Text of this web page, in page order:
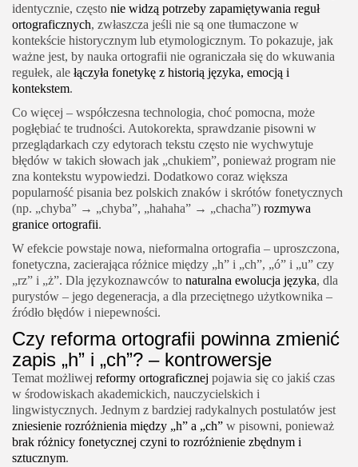
identycznie, często nie widzą potrzeby zapamiętywania reguł
ortograficznych, zwłaszcza jeśli nie są one tłumaczone w
kontekście historycznym lub etymologicznym. To pokazuje, jak
ważne jest, by nauka ortografii nie ograniczała się do wkuwania
regułek, ale łączyła fonetykę z historią języka, emocją i
kontekstem.
Co więcej – współczesna technologia, choć pomocna, może
pogłębiać te trudności. Autokorekta, sprawdzanie pisowni w
przeglądarkach czy edytorach tekstu często nie wychwytuje
błędów w takich słowach jak „chukiem”, ponieważ program nie
zna kontekstu wypowiedzi. Dodatkowo coraz większa
popularność pisania bez polskich znaków i skrótów fonetycznych
(np. „chyba” → „chyba”, „hahaha” → „chacha”) rozmywa
granice ortografii.
W efekcie powstaje nowa, nieformalna ortografia – uproszczona,
fonetyczna, zacierająca różnice między „h” i „ch”, „ó” i „u” czy
„rz” i „ż”. Dla językoznawców to naturalna ewolucja języka, dla
purystów – jego degeneracja, a dla przeciętnego użytkownika –
źródło błędów i niepewności.
Czy reforma ortografii powinna zmienić
zapis „h” i „ch”? – kontrowersje
Temat możliwej reformy ortograficznej pojawia się co jakiś czas
w środowiskach akademickich, nauczycielskich i
lingwistycznych. Jednym z bardziej radykalnych postulatów jest
zniesienie rozróżnienia między „h” a „ch” w pisowni, ponieważ
brak różnicy fonetycznej czyni to rozróżnienie zbędnym i
sztucznym.